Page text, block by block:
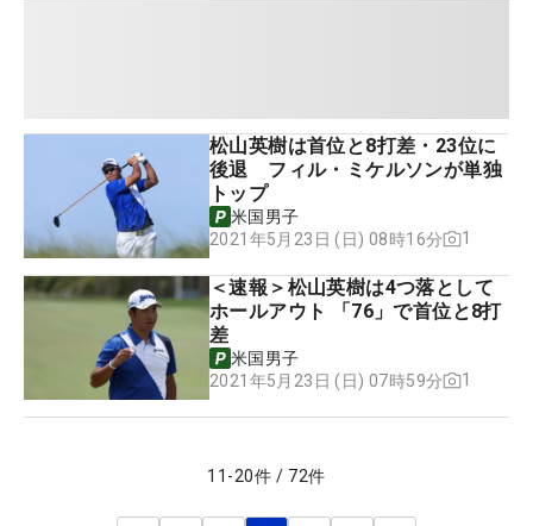
松山英樹は首位と8打差・23位に
後退 フィル・ミケルソンが単独
トップ
米国男子
2021年5月23日 (日) 08時16分
1
＜速報＞松山英樹は4つ落として
ホールアウト 「76」で首位と8打
差
米国男子
2021年5月23日 (日) 07時59分
1
11 -20件 / 72件